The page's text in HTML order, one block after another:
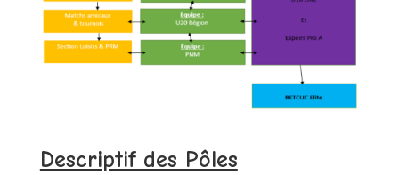
Descriptif des Pôles